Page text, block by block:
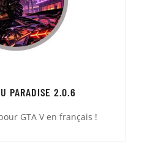
PARADISE 2.0.6
GTA V en français !